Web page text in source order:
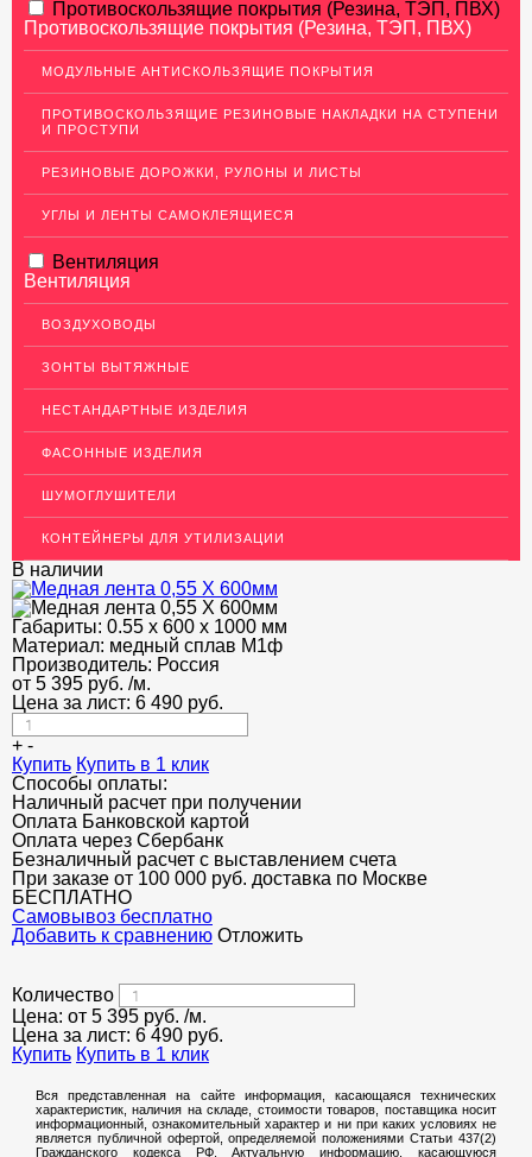
АЛЮМИНИЕВЫЙ ПРОКАТ
НЕРЖАВЕЮЩАЯ СТАЛЬ
МЕДНЫЙ ПРОКАТ
Медный лист (листовая медь)
Медная панель
Медный (круг) пруток
Шины медные
Крепеж из меди
Медные трубы
Изделия из Меди
Кабель, провод медный
ЛАТУННЫЙ ПРОКАТ
ДЕКОР НЕРЖАВЕЙКА
ОГРАЖДЕНИЯ ДЛЯ ЛЕСТНИЦ
ЭЛЕКТРОДЫ
ДЕКОРАТИВНЫЙ УГОЛОК
МЕТАЛЛИЧЕСКИЕ ПОРОГИ НАПОЛЬНЫЕ (ДЛЯ ПОЛА),
РАСКЛАДКА, ПЛИНТУС
ПОТОЛКИ
АКЦИИ
НЕДОРОГОЙ МЕТАЛЛОПРОКАТ
Противоскользящие покрытия (Резина, ТЭП, ПВХ)
Противоскользящие покрытия (Резина, ТЭП, ПВХ)
МОДУЛЬНЫЕ АНТИСКОЛЬЗЯЩИЕ ПОКРЫТИЯ
ПРОТИВОСКОЛЬЗЯЩИЕ РЕЗИНОВЫЕ НАКЛАДКИ НА СТУПЕНИ
И ПРОСТУПИ
РЕЗИНОВЫЕ ДОРОЖКИ, РУЛОНЫ И ЛИСТЫ
УГЛЫ И ЛЕНТЫ САМОКЛЕЯЩИЕСЯ
Вентиляция
Вентиляция
ВОЗДУХОВОДЫ
ЗОНТЫ ВЫТЯЖНЫЕ
НЕСТАНДАРТНЫЕ ИЗДЕЛИЯ
ФАСОННЫЕ ИЗДЕЛИЯ
ШУМОГЛУШИТЕЛИ
КОНТЕЙНЕРЫ ДЛЯ УТИЛИЗАЦИИ
В наличии
Габариты: 0.55 х 600 х 1000 мм
Материал: медный сплав М1ф
Производитель: Россия
от 5 395 руб. /м.
Цена за лист: 6 490 руб.
+ -
Купить Купить в 1 клик
Способы оплаты:
Наличный расчет при получении
Оплата Банковской картой
Оплата через Сбербанк
Безналичный расчет с выставлением счета
При заказе от 100 000 руб. доставка по Москве
БЕСПЛАТНО
Cамовывоз бесплатно
Добавить к сравнению Отложить
Количество
Цена: от 5 395 руб. /м.
Цена за лист: 6 490 руб.
Купить Купить в 1 клик
Вся представленная на сайте информация, касающаяся технических
характеристик, наличия на складе, стоимости товаров, поставщика носит
информационный, ознакомительный характер и ни при каких условиях не
является публичной офертой, определяемой положениями Статьи 437(2)
Гражданского кодекса РФ. Актуальную информацию, касающуюся